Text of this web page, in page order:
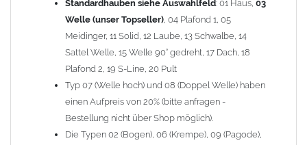
Hinweis: FürKaminhaubenundKaminabdeckungenkönnen wir
Nachnahme anbieten!
Lieferzeit: ca. 1-2 Wochen nach Zahlungseingang
Sonderanfertigung: Die Kaminhaube wird kundenspezifisch
angefertigt - keine Rücknahme möglich!
Standardhauben siehe Auswahlfeld: 01 Haus, 03
Welle (unser Topseller), 04 Plafond 1, 05
Meidinger, 11 Solid, 12 Laube, 13 Schwalbe, 14
Sattel Welle, 15 Welle 90° gedreht, 17 Dach, 18
Plafond 2, 19 S-Line, 20 Pult
Typ 07 (Welle hoch) und 08 (Doppel Welle) haben
einen Aufpreis von 20% (bitte anfragen -
Bestellung nicht über Shop möglich).
Die Typen 02 (Bogen), 06 (Krempe), 09 (Pagode),